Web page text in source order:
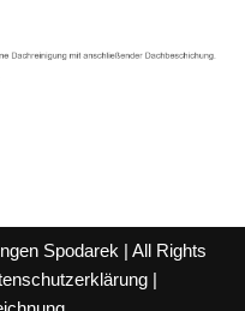
Spodarek | All Rights